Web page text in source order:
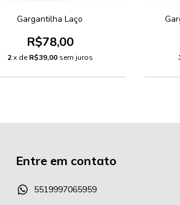
Gargantilha Laço
R$78,00
2 x deR$39,00 sem juros
Entre em contato
5519997065959